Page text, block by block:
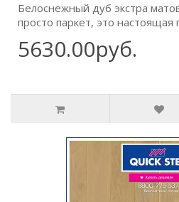
Белоснежный дуб экстра
просто паркет, это настоящая
5630.00руб.